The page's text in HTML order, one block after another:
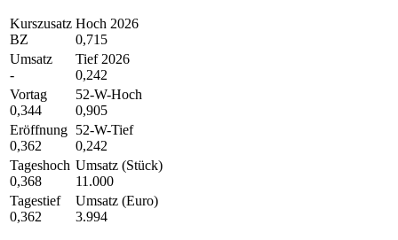
Kurszusatz
BZ
Hoch 2026
0,715
Umsatz
-
Tief 2026
0,242
Vortag
0,344
52-W-Hoch
0,905
Eröffnung
0,362
52-W-Tief
0,242
Tageshoch
0,368
Umsatz (Stück)
11.000
Tagestief
0,362
Umsatz (Euro)
3.994